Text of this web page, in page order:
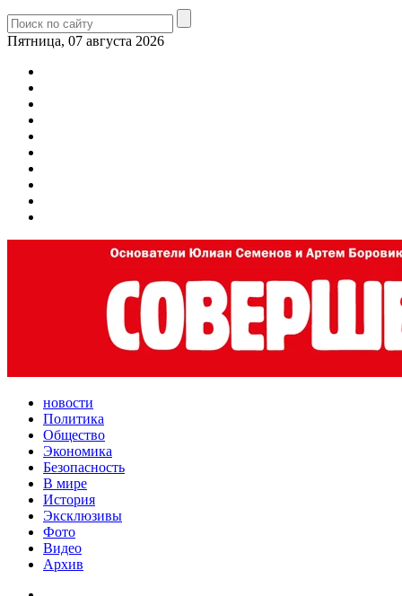
Пятница, 07 августа 2026
новости
Политика
Общество
Экономика
Безопасность
В мире
История
Эксклюзивы
Фото
Видео
Архив